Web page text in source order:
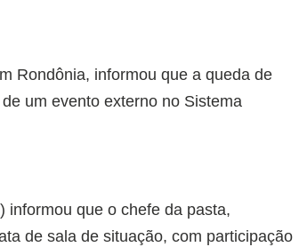
Rondônia, informou que a queda de
um evento externo no Sistema
informou que o chefe da pasta,
de sala de situação, com participação